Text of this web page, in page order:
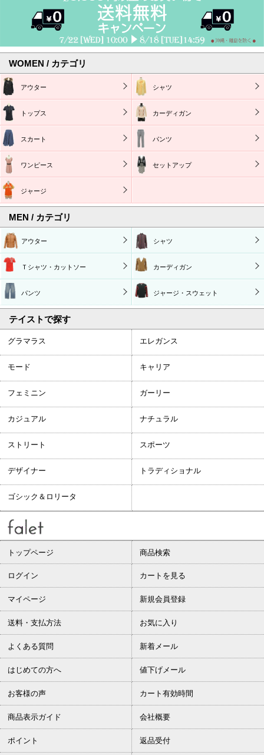
WOMEN / カテゴリ
アウター シャツ
トップス カーディガン
スカート パンツ
ワンピース セットアップ
ジャージ
MEN / カテゴリ
アウター シャツ
Ｔシャツ・カットソー カーディガン
パンツ ジャージ・スウェット
テイストで探す
グラマラス エレガンス
モード キャリア
フェミニン ガーリー
カジュアル ナチュラル
ストリート スポーツ
デザイナー トラディショナル
ゴシック＆ロリータ
トップページ 商品検索
ログイン カートを見る
マイページ 新規会員登録
送料・支払方法 お気に入り
よくある質問 新着メール
はじめての方へ 値下げメール
お客様の声 カート有効時間
商品表示ガイド 会社概要
ポイント 返品受付